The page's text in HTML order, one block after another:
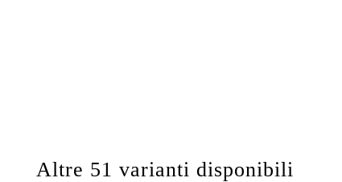
Altre 51 varianti disponibili